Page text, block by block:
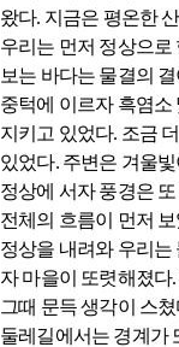
왔다. 지금은 평온한
우리는 먼저 정상으로
보는 바다는 물결의
중턱에 이르자 흑염소
지키고 있었다. 조금
있었다. 주변은 겨울
정상에 서자 풍경은
전체의 흐름이 먼저
정상을 내려와 우리는
자 마을이 또렷해졌다
그때 문득 생각이 스
둘레길에서는 경계가